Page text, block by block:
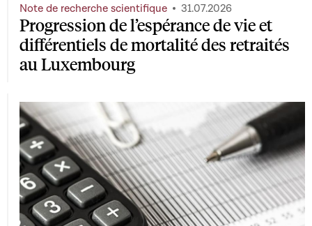
Progression de l’espérance de vie et
différentiels de mortalité des retraités
au Luxembourg
Note de recherche scientifique 31.07.2026